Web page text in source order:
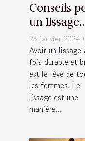
Conseils
un lissage
durable et
brillant :
10 des
23 janvier 2024
Avoir un lissage
fois durable et
est le rêve de
les femmes. Le
lissage est une
manière...